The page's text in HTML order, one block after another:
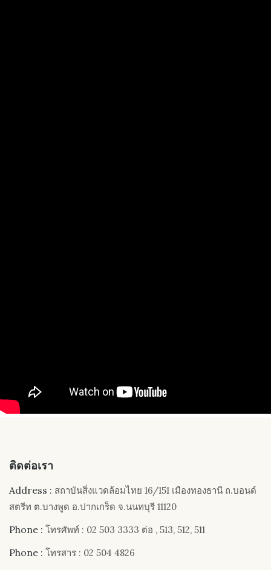
ติดต่อเรา
Address : สถาบันสิ่งแวดล้อมไทย 16/151 เมืองทองธานี ถ.บอนด์
สตรีท ต.บางพูด อ.ปากเกร็ด จ.นนทบุรี 11120
Phone : โทรศัพท์ : 02 503 3333 ต่อ , 513, 512, 511
Phone : โทรสาร : 02 504 4826